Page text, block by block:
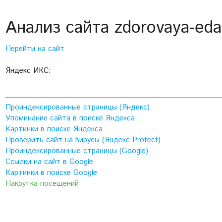
Анализ сайта zdorovaya-
Перейти на сайт
Яндекс ИКС:
Проиндексированные страницы (Яндекс)
Упоминание сайта в поиске Яндекса
Картинки в поиске Яндекса
Проверить сайт на вирусы (Яндекс Protect)
Проиндексированные страницы (Google)
Ссылки на сайт в Google
Картинки в поиске Google
Накрутка посещений